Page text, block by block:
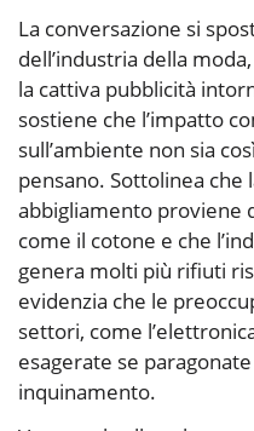
La conversazione si
dell’industria della
la cattiva pubblicità
sostiene che l’impatto
sull’ambiente non sia
pensano. Sottolinea
abbigliamento proviene
come il cotone e che
genera molti più rifiuti
evidenzia che le
settori, come
esagerate se
inquinamento.